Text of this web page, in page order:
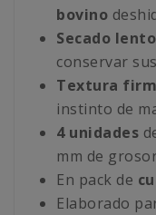
bovino
Secado lento
conservar
Textura
instinto de
4 unidades
mm de
En pack de
Elaborado